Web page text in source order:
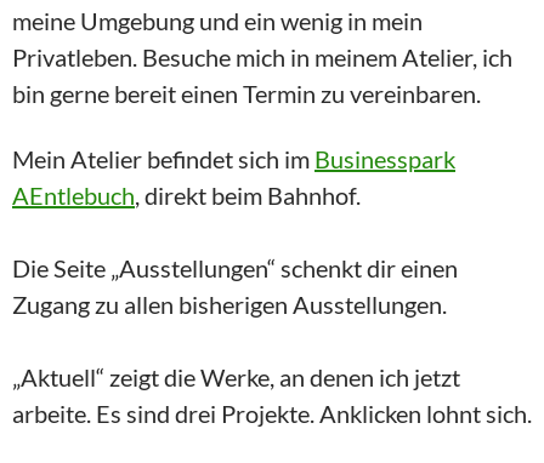
meine Umgebung und ein wenig in mein
Privatleben. Besuche mich in meinem Atelier, ich
bin gerne bereit einen Termin zu vereinbaren.
Mein Atelier befindet sich im Businesspark
AEntlebuch , direkt beim Bahnhof.
Die Seite „Ausstellungen“ schenkt dir einen
Zugang zu allen bisherigen Ausstellungen.
„Aktuell“ zeigt die Werke, an denen ich jetzt
arbeite. Es sind drei Projekte. Anklicken lohnt sich.